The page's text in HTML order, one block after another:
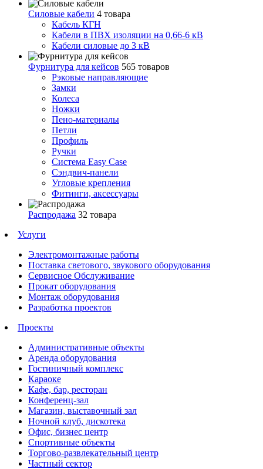
Силовые кабели 4 товара
Кабель КГН
Кабели в ПВХ изоляции на 0,66-6 кВ
Кабели силовые до 3 кВ
Фурнитура для кейсов 565 товаров
Рэковые направляющие
Замки
Колеса
Ножки
Пено-материалы
Петли
Профиль
Ручки
Система Easy Case
Сэндвич-панели
Угловые крепления
Фитинги, аксессуары
Распродажа 32 товара
Услуги
Электромонтажные работы
Поставка светового, звукового оборудования
Сервисное Обслуживание
Прокат оборудования
Монтаж оборудования
Разработка проектов
Проекты
Административные объекты
Аренда оборудования
Гостиничный комплекс
Караоке
Кафе, бар, ресторан
Конференц-зал
Магазин, выставочный зал
Ночной клуб, дискотека
Офис, бизнес центр
Спортивные объекты
Торгово-развлекательный центр
Частный сектор